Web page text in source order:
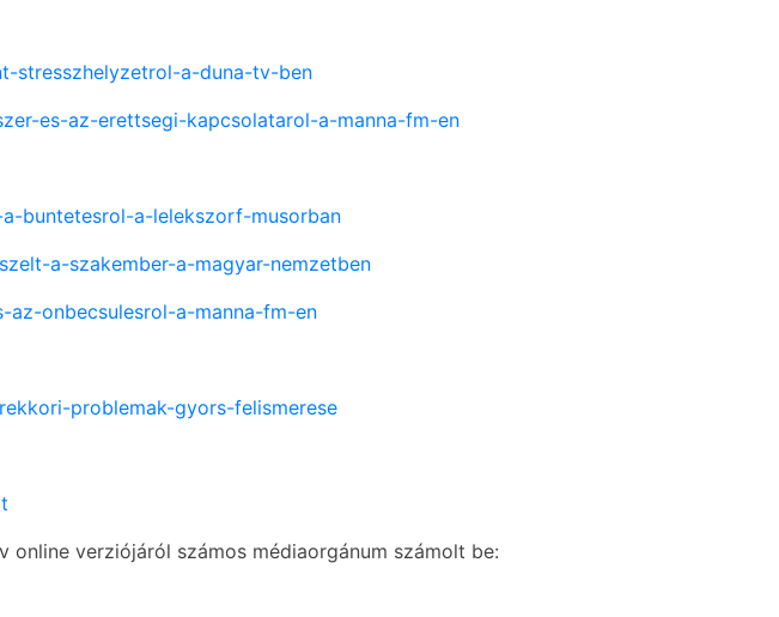
stresszhelyzetrol-a-duna-tv-ben
es-az-erettsegi-kapcsolatarol-a-manna-fm-en
buntetesrol-a-lelekszorf-musorban
a-szakember-a-magyar-nemzetben
onbecsulesrol-a-manna-fm-en
problemak-gyors-felismerese
verziójáról számos médiaorgánum számolt be: